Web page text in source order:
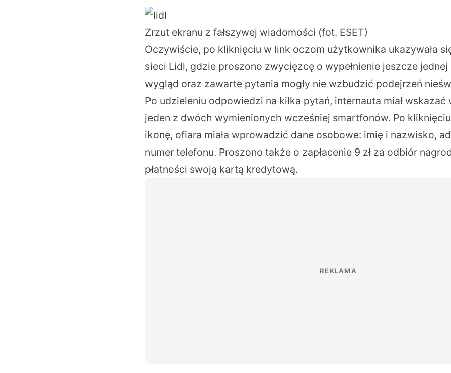
Zrzut ekranu z fałszywej wiadomości (fot. ESET)
Oczywiście, po kliknięciu w link oczom użytkownika ukazywała
sieci Lidl, gdzie proszono zwycięzcę o wypełnienie jeszcze
wygląd oraz zawarte pytania mogły nie wzbudzić podejrzeń
Po udzieleniu odpowiedzi na kilka pytań, internauta miał wskazać
jeden z dwóch wymienionych wcześniej smartfonów. Po
ikonę, ofiara miała wprowadzić dane osobowe: imię i nazwisko,
numer telefonu. Proszono także o zapłacenie 9 zł za odbiór
płatności swoją kartą kredytową.